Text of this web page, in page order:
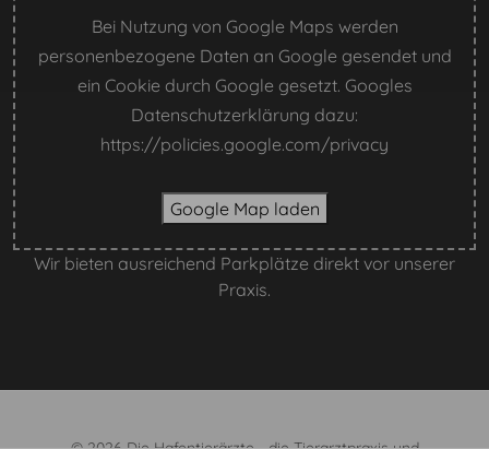
Bei Nutzung von Google Maps werden
personenbezogene Daten an Google gesendet und
ein Cookie durch Google gesetzt. Googles
Datenschutzerklärung dazu:
https://policies.google.com/privacy
Google Map laden
Wir bieten ausreichend Parkplätze direkt vor unserer
Praxis.